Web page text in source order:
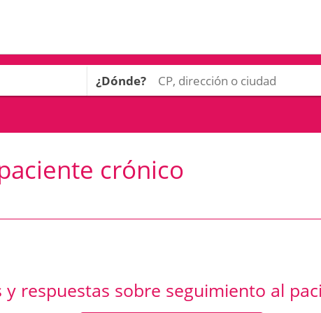
¿Dónde?
crónico
y respuestas sobre seguimiento al